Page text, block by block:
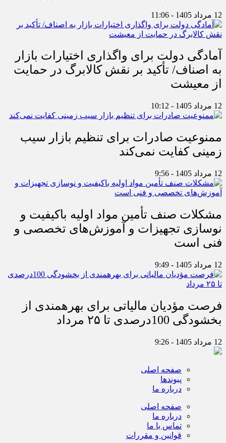
12 مرداد 1405 - 11:06
آمادگی دولت برای واگذاری اختیارات بازار
به اصناف/ تأکید بر نقش کالابرگ در حمایت
از معیشت
12 مرداد 1405 - 10:12
ممنوعیت صادرات برای تنظیم بازار سیب
زمینی کفایت نمی‌کند
12 مرداد 1405 - 9:56
مشکلات صنف تأمین مواد اولیه باکیفیت و
نوسازی تجهیزات و آموزش‌های تخصصی و
فنی است
12 مرداد 1405 - 9:49
فرصت مؤدیان مالیاتی برای بهره‎مندی از
بخشودگی 100درصدی تا ۲۵ مرداد
12 مرداد 1405 - 9:26
صفحه اصلی
پیوندها
درباره ما
صفحه اصلی
درباره ما
تماس با ما
قوانین و مقررات